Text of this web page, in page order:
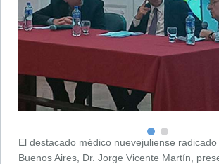
El destacado médico nuevejuliense
Buenos Aires, Dr. Jorge Vicente Martín,